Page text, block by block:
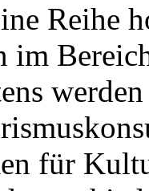
Reihe
im
für